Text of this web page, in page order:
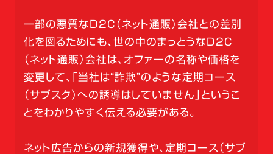
一部の悪質なD2C（ネット通販）会社との差別
化を図るためにも、世の中のまっとうなD2C
（ネット通販）会社は、オファーの名称や価格を
変更して、「当社は“詐欺”のような定期コース
（サブスク）への誘導はしていません」というこ
とをわかりやすく伝える必要がある。
ネット広告からの新規獲得や、定期コース（サブ